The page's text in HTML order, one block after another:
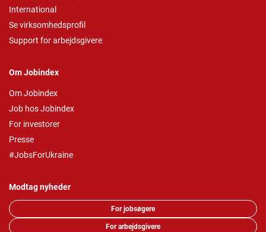
International
Se virksomhedsprofil
Support for arbejdsgivere
Om Jobindex
Om Jobindex
Job hos Jobindex
For investorer
Presse
#JobsForUkraine
Modtag nyheder
For jobsøgere
For arbejdsgivere